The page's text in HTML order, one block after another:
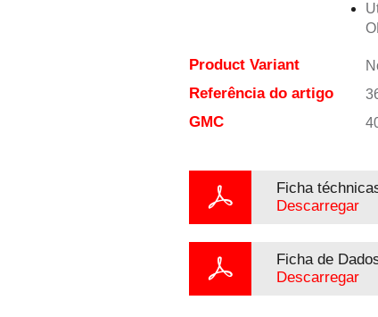
Product Variant
Referência do artigo
GMC
Ficha
Descarregar
Ficha de
Descarregar